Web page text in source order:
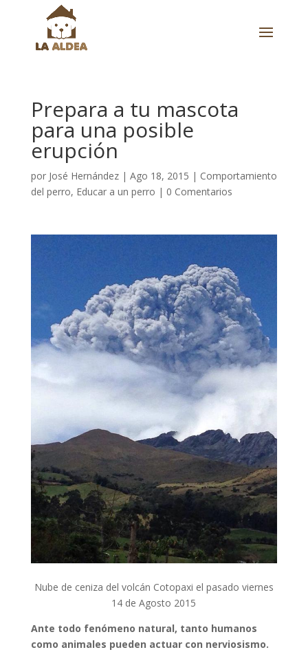
Prepara a tu mascota
para una posible
erupción
por José Hernández| Ago 18, 2015 | Comportamiento
del perro, Educar a un perro | 0 Comentarios
Nube de ceniza del volcán Cotopaxi el pasado viernes
14 de Agosto 2015
Ante todo fenómeno natural, tanto humanos
como animales pueden actuar con nerviosismo.